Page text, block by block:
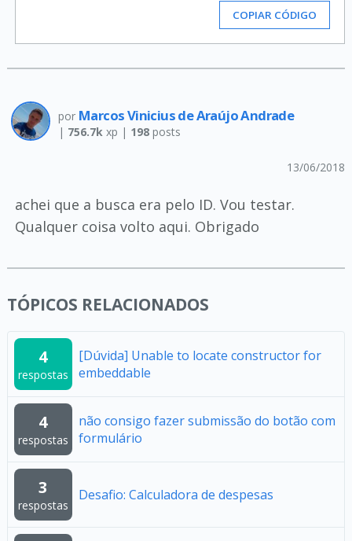
COPIAR CÓDIGO
por Marcos Vinicius de Araújo Andrade
| 756.7kxp | 198posts
13/06/2018
achei que a busca era pelo ID. Vou testar.
Qualquer coisa volto aqui. Obrigado
TÓPICOS RELACIONADOS
4
respostas
[Dúvida] Unable to locate constructor for
embeddable
4
respostas
não consigo fazer submissão do botão com
formulário
3
respostas
Desafio: Calculadora de despesas